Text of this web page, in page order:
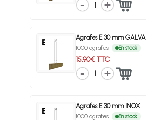
1
Agrafes E 30 mm GALVA
1000 agrafes En stock
15.90€ TTC
1
Agrafes E 30 mm INOX
1000 agrafes En stock